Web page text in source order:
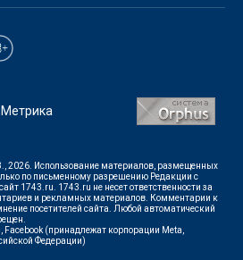
2026. Использование материалов, размещенных
по письменному разрешению Редакции с
1743.ru. 1743.ru не несет ответственности за
и рекламных материалов. Комментарии к
посетителей сайта. Любой автоматический
(принадлежат корпорации Meta,
Федерации)